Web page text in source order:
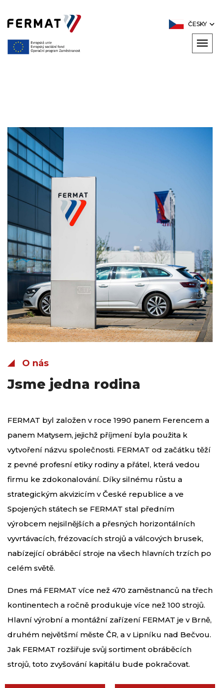
ČESKY
O nás
Jsme jedna rodina
FERMAT byl založen v roce 1990 panem Ferencem a
panem Matysem, jejichž příjmení byla použita k
vytvoření názvu společnosti. FERMAT od začátku těží
z pevné profesní etiky rodiny a přátel, která vedou
firmu ke zdokonalování. Díky silnému růstu a
strategickým akvizicím v České republice a ve
Spojených státech se FERMAT stal předním
výrobcem nejsilnějších a přesných horizontálních
vyvrtávacích, frézovacích strojů a válcových brusek,
nabízející obráběcí stroje na všech hlavních trzích po
celém světě.
Dnes má FERMAT více než 470 zaměstnanců na třech
kontinentech a ročně produkuje více než 100 strojů.
Hlavní výrobní a montážní zařízení FERMAT je v Brně,
druhém největšmí měste ČR, a v Lipníku nad Bečvou.
Jak FERMAT rozšiřuje svůj sortiment obráběcích
strojů, toto zvyšování kapitálu bude pokračovat.